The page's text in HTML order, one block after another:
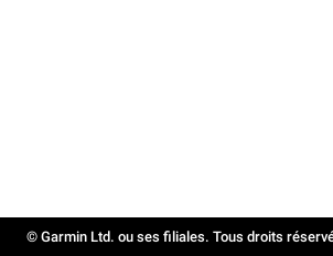
© Garmin Ltd. ou ses filiales. Tous droits